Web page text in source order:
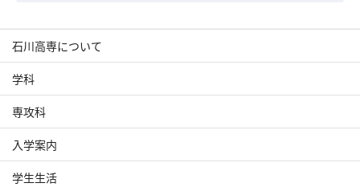
石川高専について
学科
専攻科
入学案内
学生生活